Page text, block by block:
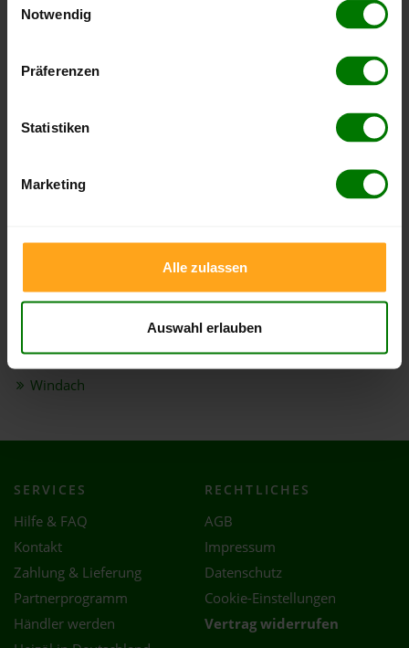
Notwendig
Präferenzen
Statistiken
Marketing
Alle zulassen
Auswahl erlauben
Sankt Ottilien
Schondorf
Thaining
Utting
Weil
Windach
SERVICES
Hilfe & FAQ
Kontakt
Zahlung & Lieferung
Partnerprogramm
Händler werden
RECHTLICHES
AGB
Impressum
Datenschutz
Cookie-Einstellungen
Vertrag widerrufen